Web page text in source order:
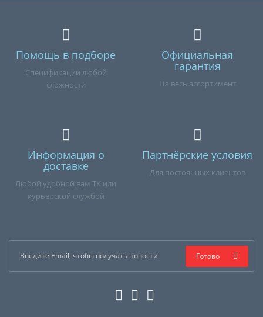
Помощь в подборе
Спецификации любой
сложности
Официальная
гарантия
На весь ассортимент
Информация о
доставке
Любой удобной вам ТК или
курьерской службой
Партнёрские условия
Для постоянных клиентов
Готово